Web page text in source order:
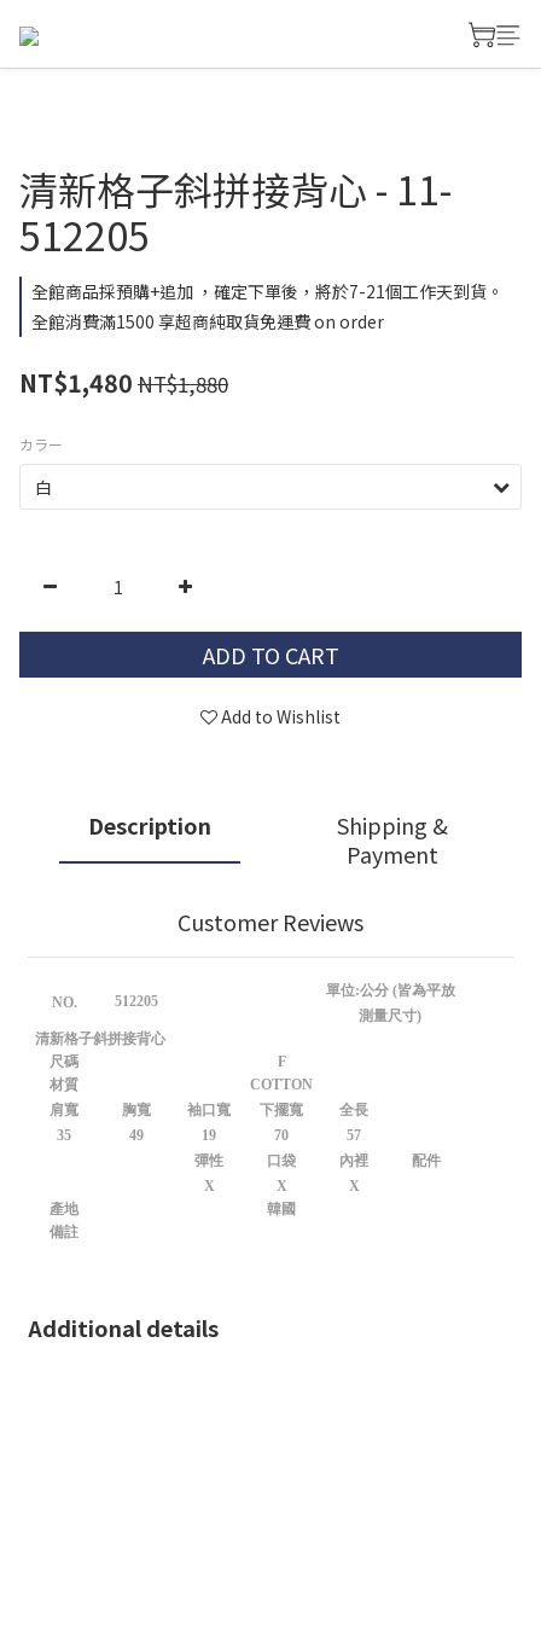
清新格子斜拼接背心 - 11-
512205
全館商品採預購+追加 ，確定下單後，將於7-21個工作天到貨。
全館消費滿1500 享超商純取貨免運費 on order
NT$1,480 NT$1,880
カラー
ADD TO CART
Add to Wishlist
Description
Shipping &
Payment
Customer Reviews
NO. 512205
單位:公分 (皆為平放
測量尺寸)
清新格子斜拼接背心
尺碼
F
材質
COTTON
肩寬
胸寬 袖口寬 下擺寬
全長
35
49 19 70
57
彈性
口袋 內裡
配件
X
X
X
產地
韓國
備註
Additional details